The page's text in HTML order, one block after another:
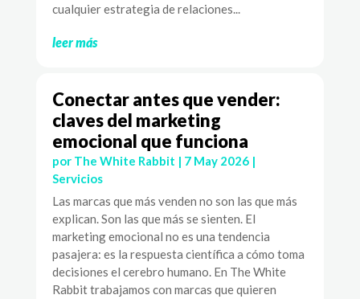
cualquier estrategia de relaciones...
leer más
Conectar antes que vender:
claves del marketing
emocional que funciona
por The White Rabbit | 7 May 2026|
Servicios
Las marcas que más venden no son las que más
explican. Son las que más se sienten. El
marketing emocional no es una tendencia
pasajera: es la respuesta científica a cómo toma
decisiones el cerebro humano. En The White
Rabbit trabajamos con marcas que quieren